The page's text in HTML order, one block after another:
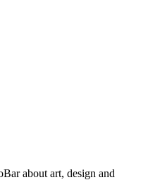
about art, design and